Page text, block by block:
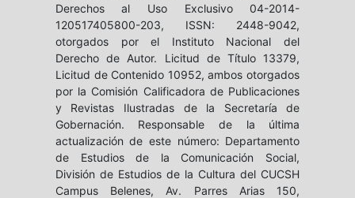
Derechos al Uso Exclusivo 04-2014-
120517405800-203, ISSN: 2448-9042,
otorgados por el Instituto Nacional del
Derecho de Autor. Licitud de Título 13379,
Licitud de Contenido 10952, ambos otorgados
por la Comisión Calificadora de Publicaciones
y Revistas Ilustradas de la Secretaría de
Gobernación. Responsable de la última
actualización de este número: Departamento
de Estudios de la Comunicación Social,
División de Estudios de la Cultura del CUCSH
Campus Belenes, Av. Parres Arias 150,